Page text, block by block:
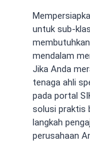
untuk sub-
mendalam
Jika Anda
tenaga ahli
pada portal
solusi praktis
langkah
perusahaan